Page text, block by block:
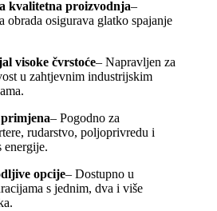
kvalitetna proizvodnja–
obrada osigurava glatko spajanje
visoke čvrstoće– Napravljen za
u zahtjevnim industrijskim
– Pogodno za
rudarstvo, poljoprivredu i
energije.
opcije– Dostupno u
s jednim, dva i više